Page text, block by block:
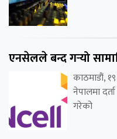
एनसेलले बन्द गर्‍यो
काठमाडौं,
नेपालमा
गरेको